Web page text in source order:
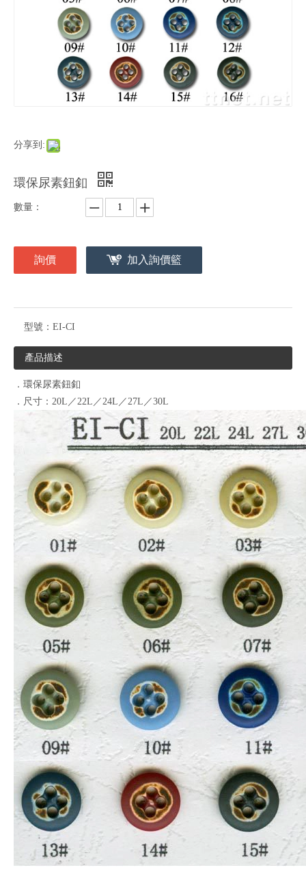
分享到:
環保尿素鈕釦
數量：
詢價 加入詢價籃
型號： EI-CI
產品描述
．環保尿素鈕釦
．尺寸：20L／22L／24L／27L／30L